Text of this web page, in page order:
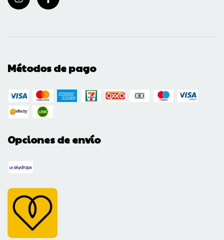
Métodos de pago
Opciones de envío